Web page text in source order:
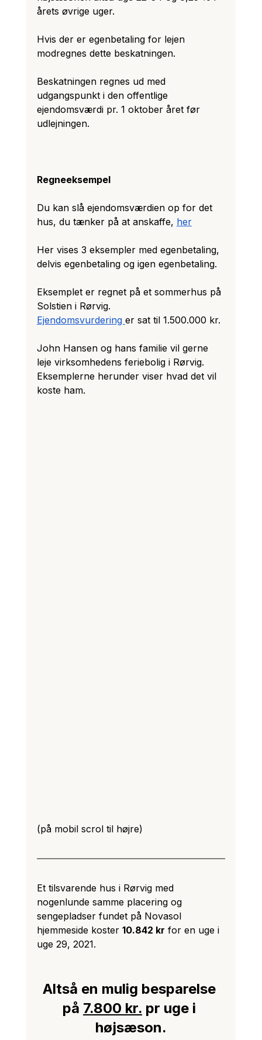
årets øvrige uger.
Hvis der er egenbetaling for lejen
modregnes dette beskatningen.
Beskatningen regnes ud med
udgangspunkt i den offentlige
ejendomsværdi pr. 1 oktober året før
udlejningen.
Regneeksempel
Du kan slå ejendomsværdien op for det
hus, du tænker på at anskaffe, her
Her vises 3 eksempler med egenbetaling,
delvis egenbetaling og igen egenbetaling.
Eksemplet er regnet på et sommerhus på
Solstien i Rørvig.
Ejendomsvurdering er sat til 1.500.000 kr.
John Hansen og hans familie vil gerne
leje virksomhedens feriebolig i Rørvig.
Eksemplerne herunder viser hvad det vil
koste ham.
(på mobil scrol til højre)
Et tilsvarende hus i Rørvig med
nogenlunde samme placering og
sengepladser fundet på Novasol
hjemmeside koster 10.842 kr for en uge i
uge 29, 2021.
Altså en mulig besparelse
på 7.800 kr. pr uge i
højsæson.